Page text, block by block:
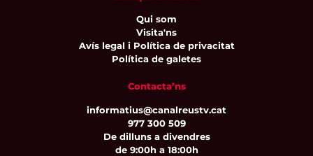
Qui som
Visita'ns
Avís legal i Política de privacitat
Política de galetes
Contacta’ns
informatius@canalreustv.cat
977 300 509
De dilluns a divendres
de 9:00h a 18:00h